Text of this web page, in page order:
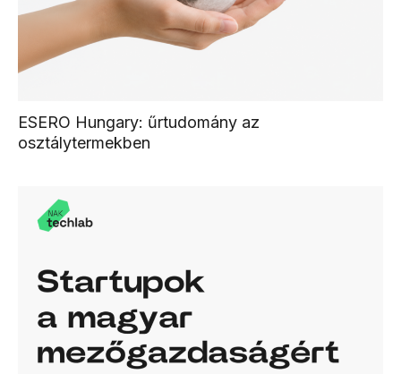
ESERO Hungary: űrtudomány az
osztálytermekben